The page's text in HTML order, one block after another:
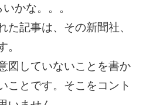
かな。。。
た記事は、その新聞社、
図していないことを書か
ことです。そこをコント